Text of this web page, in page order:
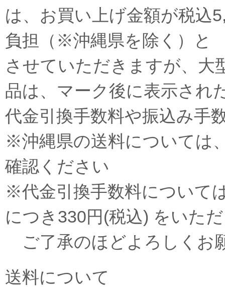
は、お買い上げ金額が税込
負担（※沖縄県を除く）と
させていただきますが、大
品は、マーク後に表示され
代金引換手数料や振込み手
※沖縄県の送料については
確認ください
※代金引換手数料について
につき330円(税込) をいた
ご了承のほどよろしくお
送料について